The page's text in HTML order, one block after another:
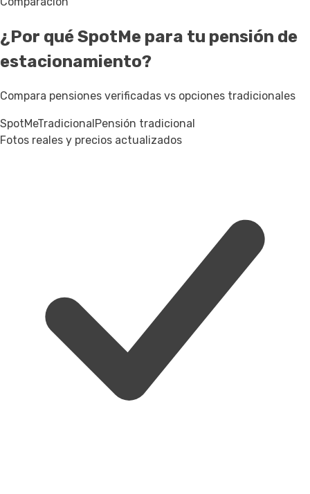
¿Por qué SpotMe para tu pensión de
estacionamiento?
Compara pensiones verificadas vs opciones tradicionales
SpotMeTradicionalPensión tradicional
Fotos reales y precios actualizados